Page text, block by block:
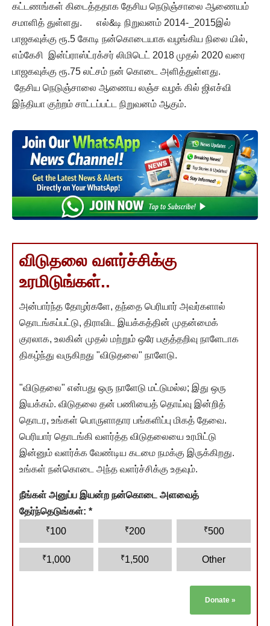
கட்டணங்கள் கிடைத்ததாக தேசிய நெடுஞ்சாலை ஆணையம்
சமாளித் துள்ளது. எல்&டி நிறுவனம் 2014-_2015இல்
பாஜகவுக்கு ரூ.5 கோடி நன்கொடையாக வழங்கிய நிலை யில்,
எம்கேசி இன்ப்ராஸ்ட்ரக்சர் லிமிடெட் 2018 முதல் 2020 வரை
பாஜகவுக்கு ரூ.75 லட்சம் நன் கொடை அளித்துள்ளது.
தேசிய நெடுஞ்சாலை ஆணைய லஞ்ச வழக் கில் ஜிஎச்வி
இந்தியா குற்றம் சாட்டப்பட்ட நிறுவனம் ஆகும்.
விடுதலை வளர்ச்சிக்கு
உரமிடுங்கள்..
அன்பார்ந்த தோழர்களே, தந்தை பெரியார் அவர்களால்
தொடங்கப்பட்டு, திராவிட இயக்கத்தின் முதன்மைக்
குரலாக, உலகின் முதல் மற்றும் ஒரே பகுத்தறிவு நாளேடாக
திகழ்ந்து வருகிறது "விடுதலை" நாளேடு.
"விடுதலை" என்பது ஒரு நாளேடு மட்டுமல்ல; இது ஒரு
இயக்கம். விடுதலை தன் பணியைத் தொய்வு இன்றித்
தொடர, உங்கள் பொருளாதார பங்களிப்பு மிகத் தேவை.
பெரியார் தொடங்கி வளர்த்த விடுதலையை உரமிட்டு
இன்னும் வளர்க்க வேண்டிய கடமை நமக்கு இருக்கிறது.
உங்கள் நன்கொடை அந்த வளர்ச்சிக்கு உதவும்.
நீங்கள் அனுப்ப இயன்ற நன்கொடை அளவைத்
தேர்ந்தெடுங்கள்: *
₹100 ₹200 ₹500
₹1,000 ₹1,500 Other
Donate »